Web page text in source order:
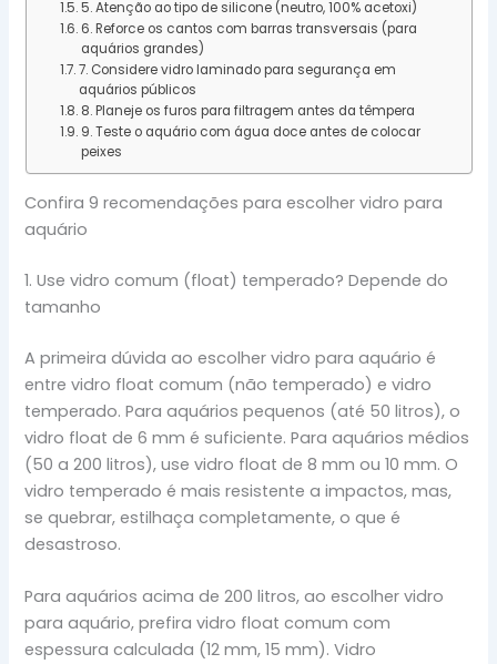
5. Atenção ao tipo de silicone (neutro, 100% acetoxi)
6. Reforce os cantos com barras transversais (para
aquários grandes)
7. Considere vidro laminado para segurança em
aquários públicos
8. Planeje os furos para filtragem antes da têmpera
9. Teste o aquário com água doce antes de colocar
peixes
Confira 9 recomendações para escolher vidro para
aquário
1. Use vidro comum (float) temperado? Depende do
tamanho
A primeira dúvida ao escolher vidro para aquário é
entre vidro float comum (não temperado) e vidro
temperado. Para aquários pequenos (até 50 litros), o
vidro float de 6 mm é suficiente. Para aquários médios
(50 a 200 litros), use vidro float de 8 mm ou 10 mm. O
vidro temperado é mais resistente a impactos, mas,
se quebrar, estilhaça completamente, o que é
desastroso.
Para aquários acima de 200 litros, ao escolher vidro
para aquário, prefira vidro float comum com
espessura calculada (12 mm, 15 mm). Vidro